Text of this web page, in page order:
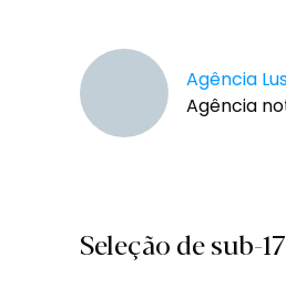
Agência
Agência
Seleção de sub-